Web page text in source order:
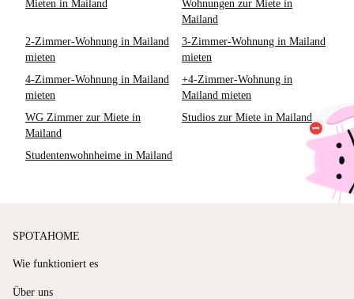
Mieten in Mailand
Wohnungen zur Miete in
Mailand
2-Zimmer-Wohnung in Mailand
mieten
3-Zimmer-Wohnung in Mailand
mieten
4-Zimmer-Wohnung in Mailand
mieten
+4-Zimmer-Wohnung in
Mailand mieten
WG Zimmer zur Miete in
Mailand
Studios zur Miete in Mailand
Studentenwohnheime in Mailand
SPOTAHOME
Wie funktioniert es
Über uns